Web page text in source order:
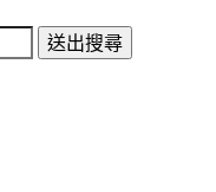
送出搜尋